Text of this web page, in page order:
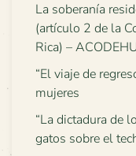
La soberanía
(artículo 2 de la
Rica) –
“El viaje de
mujeres
“La dictadura de
gatos sobre el